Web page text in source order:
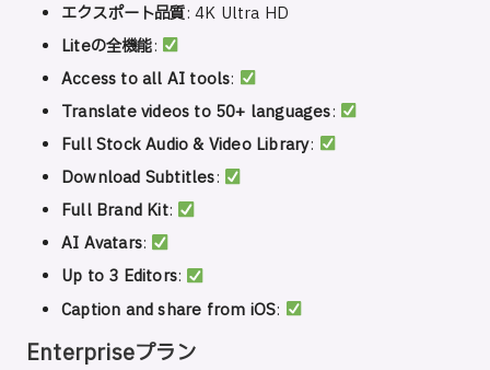
エクスポート品質: 4K Ultra HD
Liteの全機能:
Access to all AI tools:
Translate videos to 50+ languages:
Full Stock Audio & Video Library:
Download Subtitles:
Full Brand Kit:
AI Avatars:
Up to 3 Editors:
Caption and share from iOS:
Enterpriseプラン